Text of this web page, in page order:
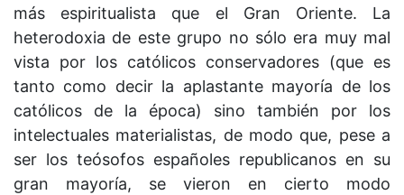
más espiritualista que el Gran Oriente. La
heterodoxia de este grupo no sólo era muy mal
vista por los católicos conservadores (que es
tanto como decir la aplastante mayoría de los
católicos de la época) sino también por los
intelectuales materialistas, de modo que, pese a
ser los teósofos españoles republicanos en su
gran mayoría, se vieron en cierto modo